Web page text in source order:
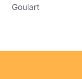
Goulart